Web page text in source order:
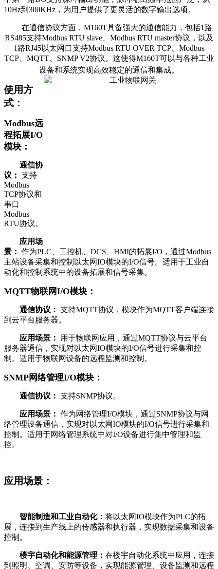
10Hz到300KHz，为用户提供了更灵活的数字输出选项。
在通信协议方面，M160T具备强大的通信能力，包括1路
RS485支持Modbus RTU slave、Modbus RTU master协议，以及
1路RJ45以太网口支持Modbus RTU OVER TCP、Modbus
TCP、MQTT、SNMP V2协议。这使得M160T可以与各种工业
设备和系统实现高效稳定的通信和集成。
使用方
式：
Modbus远
程拓展I/O
模块：
通信协
议： 支持
Modbus
TCP协议和
串口
Modbus
RTU协议。
应用场
景： 作为PLC、工控机、DCS、HMI的拓展I/O，通过Modbus
主站设备采集和控制以太网IO模块的I/O信号。适用于工业自
动化和控制系统中的设备拓展和信号采集。
MQTT物联网I/O模块：
通信协议： 支持MQTT协议，模块作为MQTT客户端连接
到云平台服务器。
应用场景：
用于物联网应用，通过MQTT协议与云平台
服务器通信，实现对以太网IO模块的I/O信号进行采集和控
制。适用于物联网设备的远程监测和控制。
SNMP网络管理I/O模块：
通信协议： 支持SNMP协议。
应用场景： 作为网络管理I/O模块，通过SNMP协议与网
络管理设备通信，实现对以太网IO模块的I/O信号进行采集和
控制。适用于网络管理系统中对I/O设备进行集中管理和监
控。
应用场景：
智能制造和工业自动化： 将以太网IO模块作为PLC的拓
展，连接到生产线上的传感器和执行器，实现数据采集和设备
控制。
楼宇自动化和能源管理： 在楼宇自动化系统中应用，连接
到照明、空调、安防等设备，实现能源管理、设备监测和远程